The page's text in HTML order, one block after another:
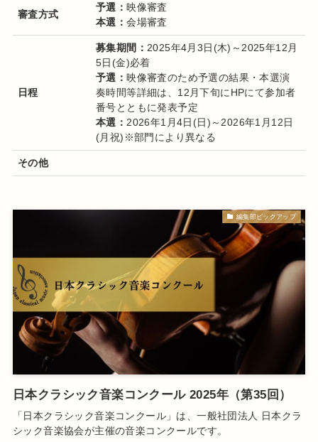
審査方式
予選：映像審査
本選：会場審査
日程
募集期間： 2025年4月3日(木)～2025年12月
5日(金)必着
予選：映像審査のため予選の結果・本選演
奏時間等詳細は、12月下旬にHPにて参加者
番号とともに発表予定
本選： 2026年1月4日(日)～2026年1月12日
(月祝)※部門により異なる
その他
編集部ピックアップ
日本クラシック音楽コンクール 2025年（第35回）
「日本クラシック音楽コンクール」は、一般社団法人 日本クラ
シック音楽協会が主催の音楽コンクールです。